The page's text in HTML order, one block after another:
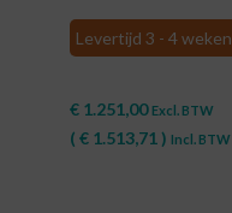
Levertijd 3 - 4 weken
€ 1.251,00 Excl. BTW
( € 1.513,71 ) Incl. BTW